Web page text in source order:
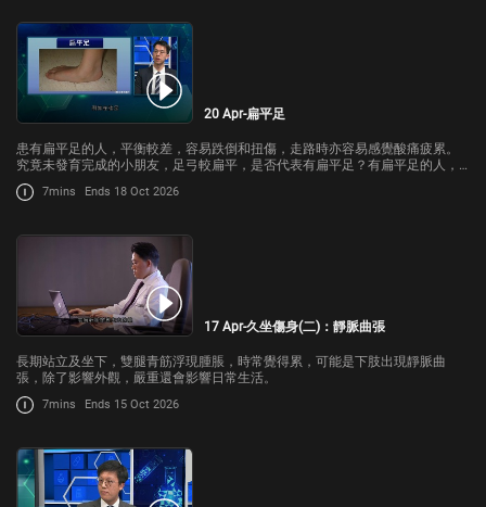
20 Apr-扁平足
患有扁平足的人，平衡較差，容易跌倒和扭傷，走路時亦容易感覺酸痛疲累。
究竟未發育完成的小朋友，足弓較扁平，是否代表有扁平足？有扁平足的人，
又要怎樣治療呢？今集《杏林在線》請來港大醫學院矯形及外科創傷學系臨床
助理教授黃兆謙跟我們講解。
7mins Ends 18 Oct 2026
17 Apr-久坐傷身(二)：靜脈曲張
長期站立及坐下，雙腿青筋浮現腫脹，時常覺得累，可能是下肢出現靜脈曲
張，除了影響外觀，嚴重還會影響日常生活。
7mins Ends 15 Oct 2026